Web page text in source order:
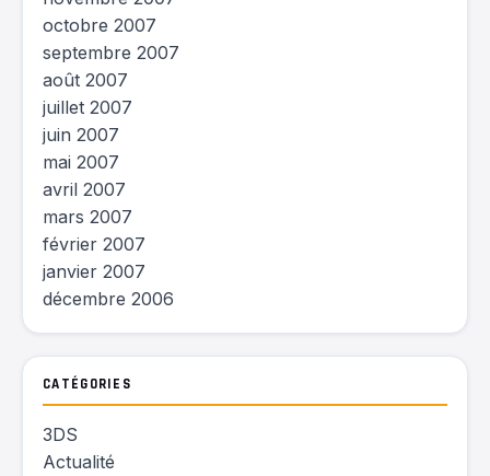
octobre 2007
septembre 2007
août 2007
juillet 2007
juin 2007
mai 2007
avril 2007
mars 2007
février 2007
janvier 2007
décembre 2006
CATÉGORIES
3DS
Actualité